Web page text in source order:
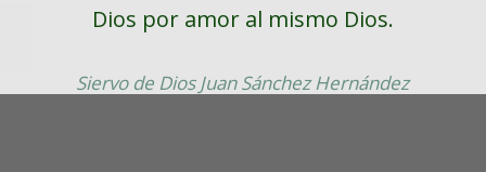
Dios por amor al mismo Dios.
Siervo de Dios Juan Sánchez Hernández